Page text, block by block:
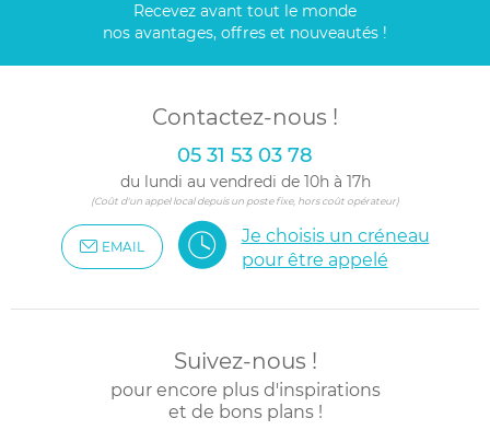
Recevez avant tout le monde
nos avantages, offres et nouveautés !
Contactez-nous !
05 31 53 03 78
du lundi au vendredi de 10h à 17h
(Coût d'un appel local depuis un poste fixe, hors coût opérateur)
EMAIL
Je choisis un créneau
pour être appelé
Suivez-nous !
pour encore plus d'inspirations
et de bons plans !